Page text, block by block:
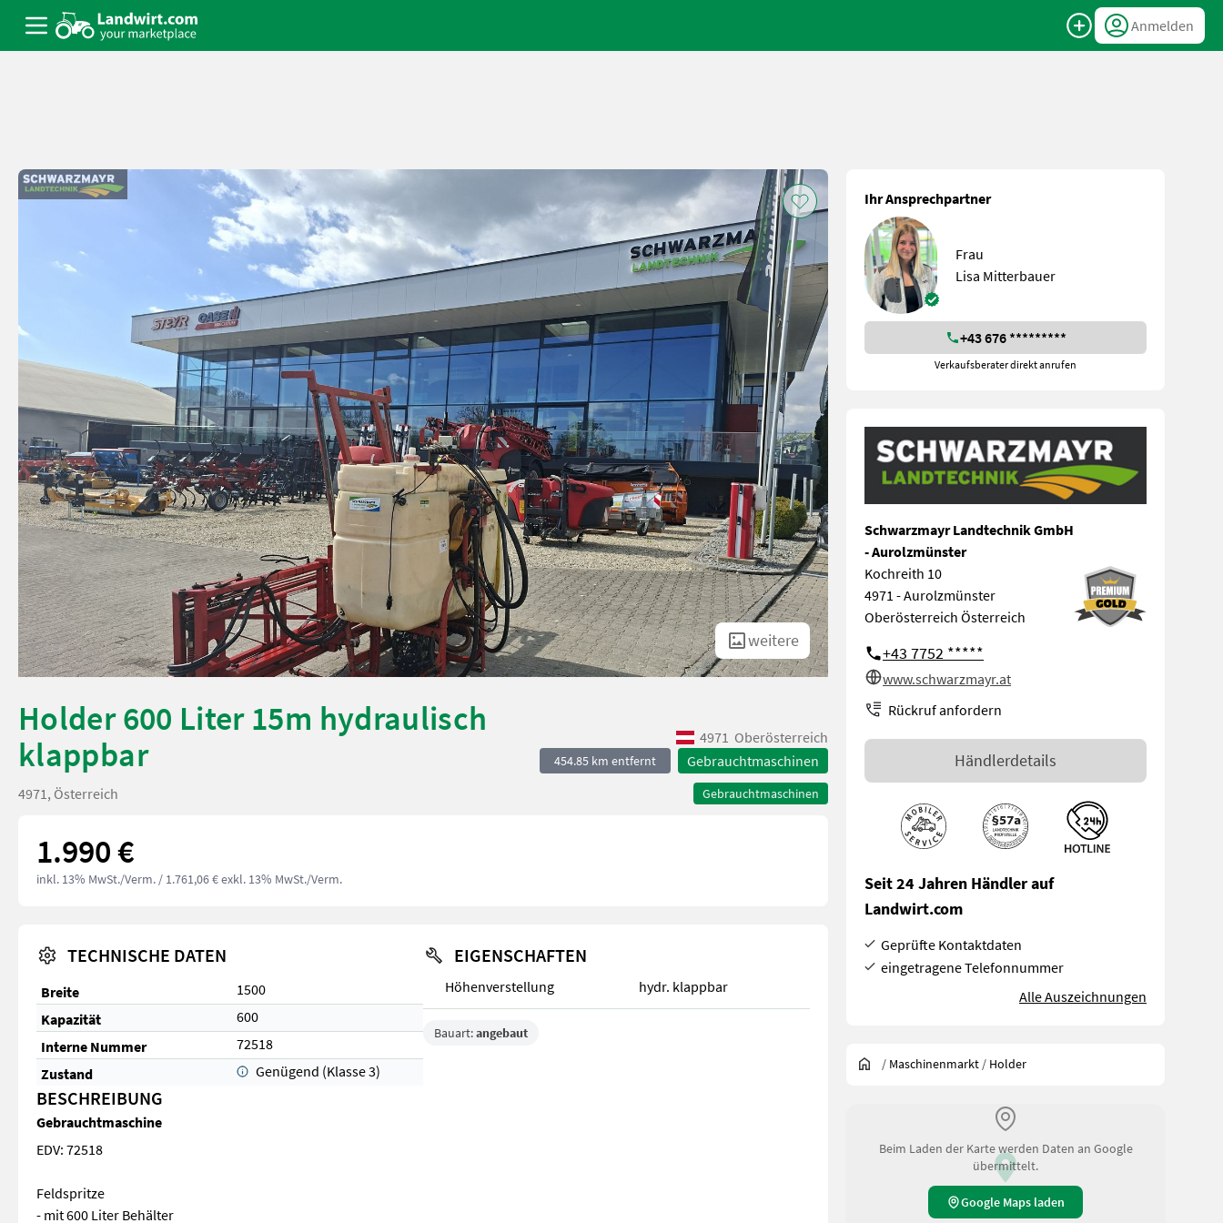
Anmelden
weitere
Holder 600 Liter 15m hydraulisch
klappbar
4971 Oberösterreich
454.85 km entfernt Gebrauchtmaschinen
Gebrauchtmaschinen
4971, Österreich
1.990 €
inkl. 13% MwSt./Verm. / 1.761,06 € exkl. 13% MwSt./Verm.
TECHNISCHE DATEN
Breite
1500
Kapazität
600
Interne Nummer
72518
Zustand
Genügend (Klasse 3)
EIGENSCHAFTEN
Höhenverstellung hydr. klappbar
Bauart:angebaut
BESCHREIBUNG
Gebrauchtmaschine
EDV: 72518
Feldspritze
- mit 600 Liter Behälter
Ihr Ansprechpartner
Frau
Lisa Mitterbauer
+43 676 *********
Verkaufsberater direkt anrufen
Schwarzmayr Landtechnik GmbH
- Aurolzmünster
Kochreith 10
4971 - Aurolzmünster
Oberösterreich Österreich
+43 7752 *****
www.schwarzmayr.at
Rückruf anfordern
Händlerdetails
Seit 24 Jahren Händler auf
Landwirt.com
Geprüfte Kontaktdaten
eingetragene Telefonnummer
Alle Auszeichnungen
/ Maschinenmarkt / Holder
Beim Laden der Karte werden Daten an Google
übermittelt.
Google Maps laden